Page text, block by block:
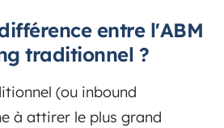
entre l'ABM
traditionnel ?
(ou inbound
à attirer le plus grand